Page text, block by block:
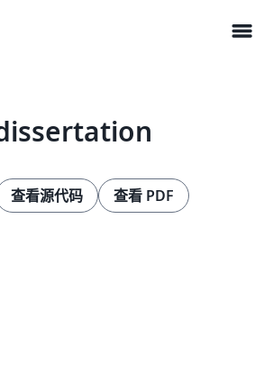
menu
查看源代码 查看 PDF